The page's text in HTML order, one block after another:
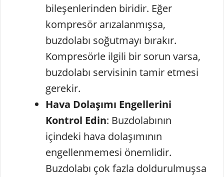
bileşenlerinden biridir. Eğer
kompresör arızalanmışsa,
buzdolabı soğutmayı bırakır.
Kompresörle ilgili bir sorun varsa,
buzdolabı servisinin tamir etmesi
gerekir.
Hava Dolaşımı Engellerini
Kontrol Edin: Buzdolabının
içindeki hava dolaşımının
engellenmemesi önemlidir.
Buzdolabı çok fazla doldurulmuşsa